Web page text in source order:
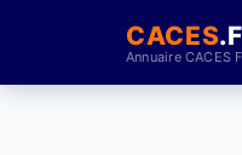
CACES
Annuaire CACES